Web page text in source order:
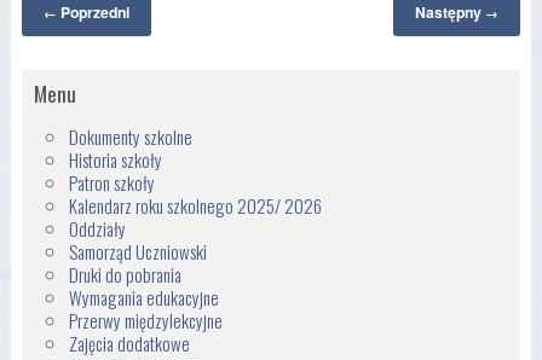
← Poprzedni Następny →
Menu
Dokumenty szkolne
Historia szkoły
Patron szkoły
Kalendarz roku szkolnego 2025/ 2026
Oddziały
Samorząd Uczniowski
Druki do pobrania
Wymagania edukacyjne
Przerwy międzylekcyjne
Zajęcia dodatkowe